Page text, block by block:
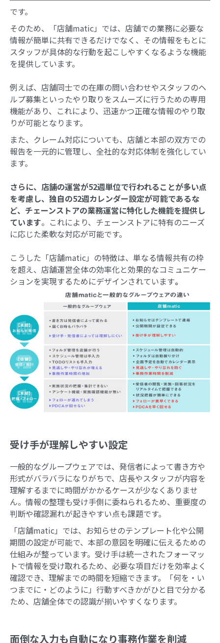
です。
そのため、「店舗matic」では、店舗での業務に必要な
情報が簡単に共有できるだけでなく、その情報をもとに
スタッフが具体的な行動を起こしやすくなるような機能
を提供しています。
例えば、店舗同士での在庫の問い合わせやスタッフのヘ
ルプ募集といったやり取りをスムーズに行うための専用
機能があり、これにより、迅速かつ正確な情報のやり取
りが可能となります。
また、クレーム対応についても、店舗と本部の双方での
報告を一元的に管理し、全社的な対応体制を強化してい
ます。
さらに、店舗の運営が52週単位で行われることが多い点
を考慮し、独自の52週カレンダー設定が可能であるな
ど、チェーンストアの業務運営に特化した機能を提供し
ています。これにより、チェーンストアに特有のニーズ
に応じた柔軟な対応が可能です。
こうした「店舗matic」の特徴は、単なる情報共有の枠
を超え、店舗運営全体の効率化と効果的なコミュニケー
ションを実現するためにデザインされています。
受け手が理解しやすい設定
一般的なグループウェアでは、発信者によって書き方や
形式がバラバラになりがちで、店長やスタッフが内容を
理解するまでに時間がかかるケースが少なくありませ
ん。情報の整理も受け手側に委ねられるため、重要度の
判断や確認漏れが起きやすい点も課題です。
「店舗matic」では、お知らせのテンプレート化や公開
期間の設定が可能で、本部の意図を明確に伝えるための
仕組みが整っています。受け手は統一されたフォーマッ
トで情報を受け取れるため、必要な項目だけを効率よく
確認でき、理解までの時間を短縮できます。「何を・い
つまでに・どのように」行動すべきかがひと目で分かる
ため、店舗全体での認識が揃いやすくなります。
面倒な入力も自動になり事務作業を削減